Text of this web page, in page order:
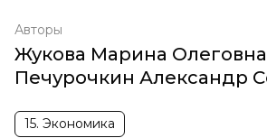
Авторы
Жукова Марина Олеговна
Печурочкин Александр
15. Экономика